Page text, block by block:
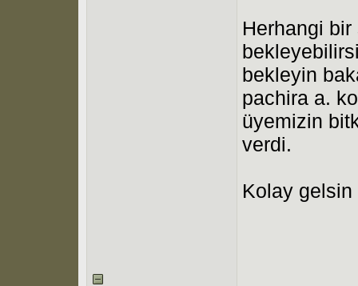
Herhangi
bekleyin
pachira a.
üyemizin
verdi.
Kolay gelsin